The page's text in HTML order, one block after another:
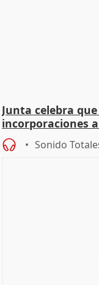
Junta celebra
incorporaciones
jóvenes
Sonido